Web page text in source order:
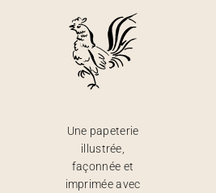
Une papeterie
illustrée,
façonnée et
imprimée avec